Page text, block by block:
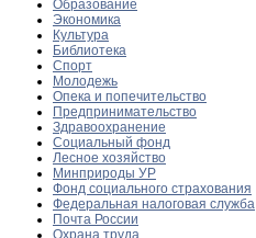
Образование
Экономика
Культура
Библиотека
Спорт
Молодежь
Опека и попечительство
Предпринимательство
Здравоохранение
Социальный фонд
Лесное хозяйство
Минприроды УР
Фонд социального страхования
Федеральная налоговая служба
Почта России
Охрана труда